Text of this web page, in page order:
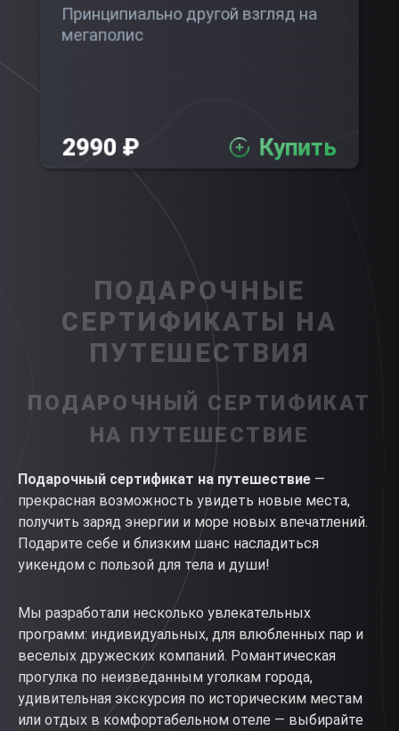
Принципиально другой взгляд на
мегаполис
2990 ₽ Купить
ПОДАРОЧНЫЕ
СЕРТИФИКАТЫ НА
ПУТЕШЕСТВИЯ
ПОДАРОЧНЫЙ СЕРТИФИКАТ
НА ПУТЕШЕСТВИЕ
Подарочный сертификат на путешествие —
прекрасная возможность увидеть новые места,
получить заряд энергии и море новых впечатлений.
Подарите себе и близким шанс насладиться
уикендом с пользой для тела и души!
Мы разработали несколько увлекательных
программ: индивидуальных, для влюбленных пар и
веселых дружеских компаний. Романтическая
прогулка по неизведанным уголкам города,
удивительная экскурсия по историческим местам
или отдых в комфортабельном отеле — выбирайте